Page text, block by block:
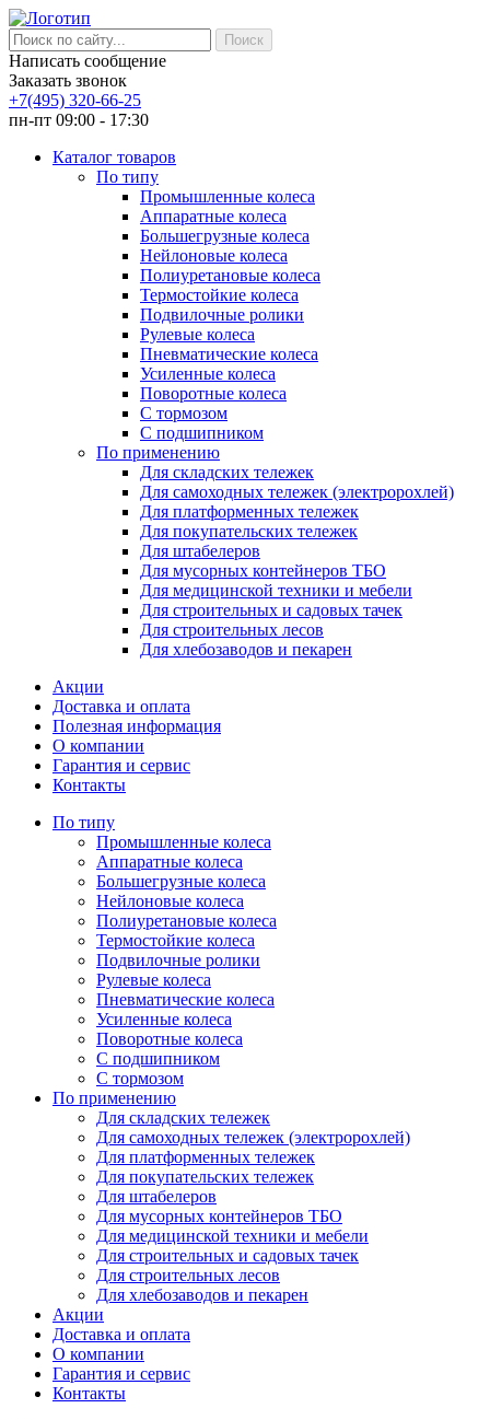
Написать сообщение
Заказать звонок
+7(495) 320-66-25
пн-пт 09:00 - 17:30
Каталог товаров
По типу
Промышленные колеса
Аппаратные колеса
Большегрузные колеса
Нейлоновые колеса
Полиуретановые колеса
Термостойкие колеса
Подвилочные ролики
Рулевые колеса
Пневматические колеса
Усиленные колеса
Поворотные колеса
С тормозом
С подшипником
По применению
Для складских тележек
Для самоходных тележек (электророхлей)
Для платформенных тележек
Для покупательских тележек
Для штабелеров
Для мусорных контейнеров ТБО
Для медицинской техники и мебели
Для строительных и садовых тачек
Для строительных лесов
Для хлебозаводов и пекарен
Акции
Доставка и оплата
Полезная информация
О компании
Гарантия и сервис
Контакты
По типу
Промышленные колеса
Аппаратные колеса
Большегрузные колеса
Нейлоновые колеса
Полиуретановые колеса
Термостойкие колеса
Подвилочные ролики
Рулевые колеса
Пневматические колеса
Усиленные колеса
Поворотные колеса
С подшипником
С тормозом
По применению
Для складских тележек
Для самоходных тележек (электророхлей)
Для платформенных тележек
Для покупательских тележек
Для штабелеров
Для мусорных контейнеров ТБО
Для медицинской техники и мебели
Для строительных и садовых тачек
Для строительных лесов
Для хлебозаводов и пекарен
Акции
Доставка и оплата
О компании
Гарантия и сервис
Контакты